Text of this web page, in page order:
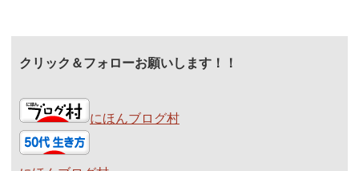
クリック＆フォローお願いします！！
にほんブログ村